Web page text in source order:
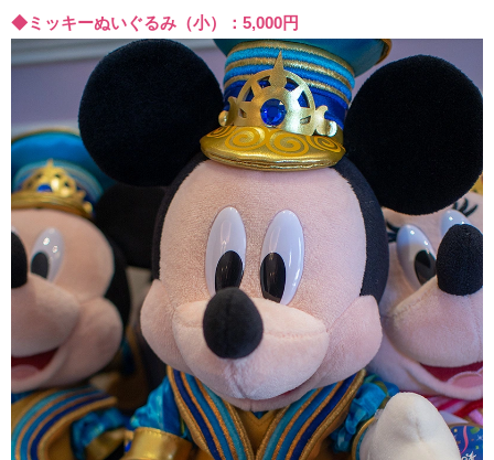
◆ミッキーぬいぐるみ（小）：5,000円